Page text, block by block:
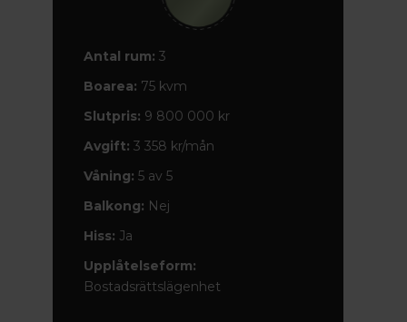
Antal rum: 3
Boarea: 75 kvm
Slutpris: 9 800 000 kr
Avgift: 3 358 kr/mån
Våning: 5 av 5
Balkong: Nej
Hiss: Ja
Upplåtelseform:
Bostadsrättslägenhet